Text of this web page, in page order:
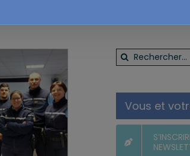
Rechercher:
Vous et